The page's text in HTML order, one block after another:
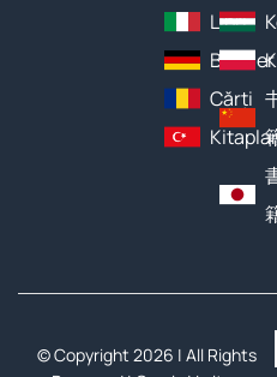
Libri
Bücher
Cărți
© Copyright 2026 | All Rights